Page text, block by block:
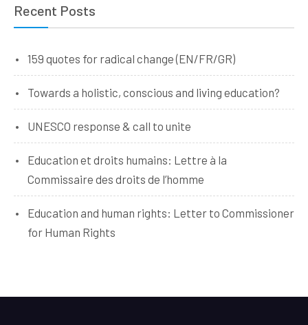
Recent Posts
159 quotes for radical change (EN/FR/GR)
Towards a holistic, conscious and living education?
UNESCO response & call to unite
Education et droits humains: Lettre à la
Commissaire des droits de l’homme
Education and human rights: Letter to Commissioner
for Human Rights